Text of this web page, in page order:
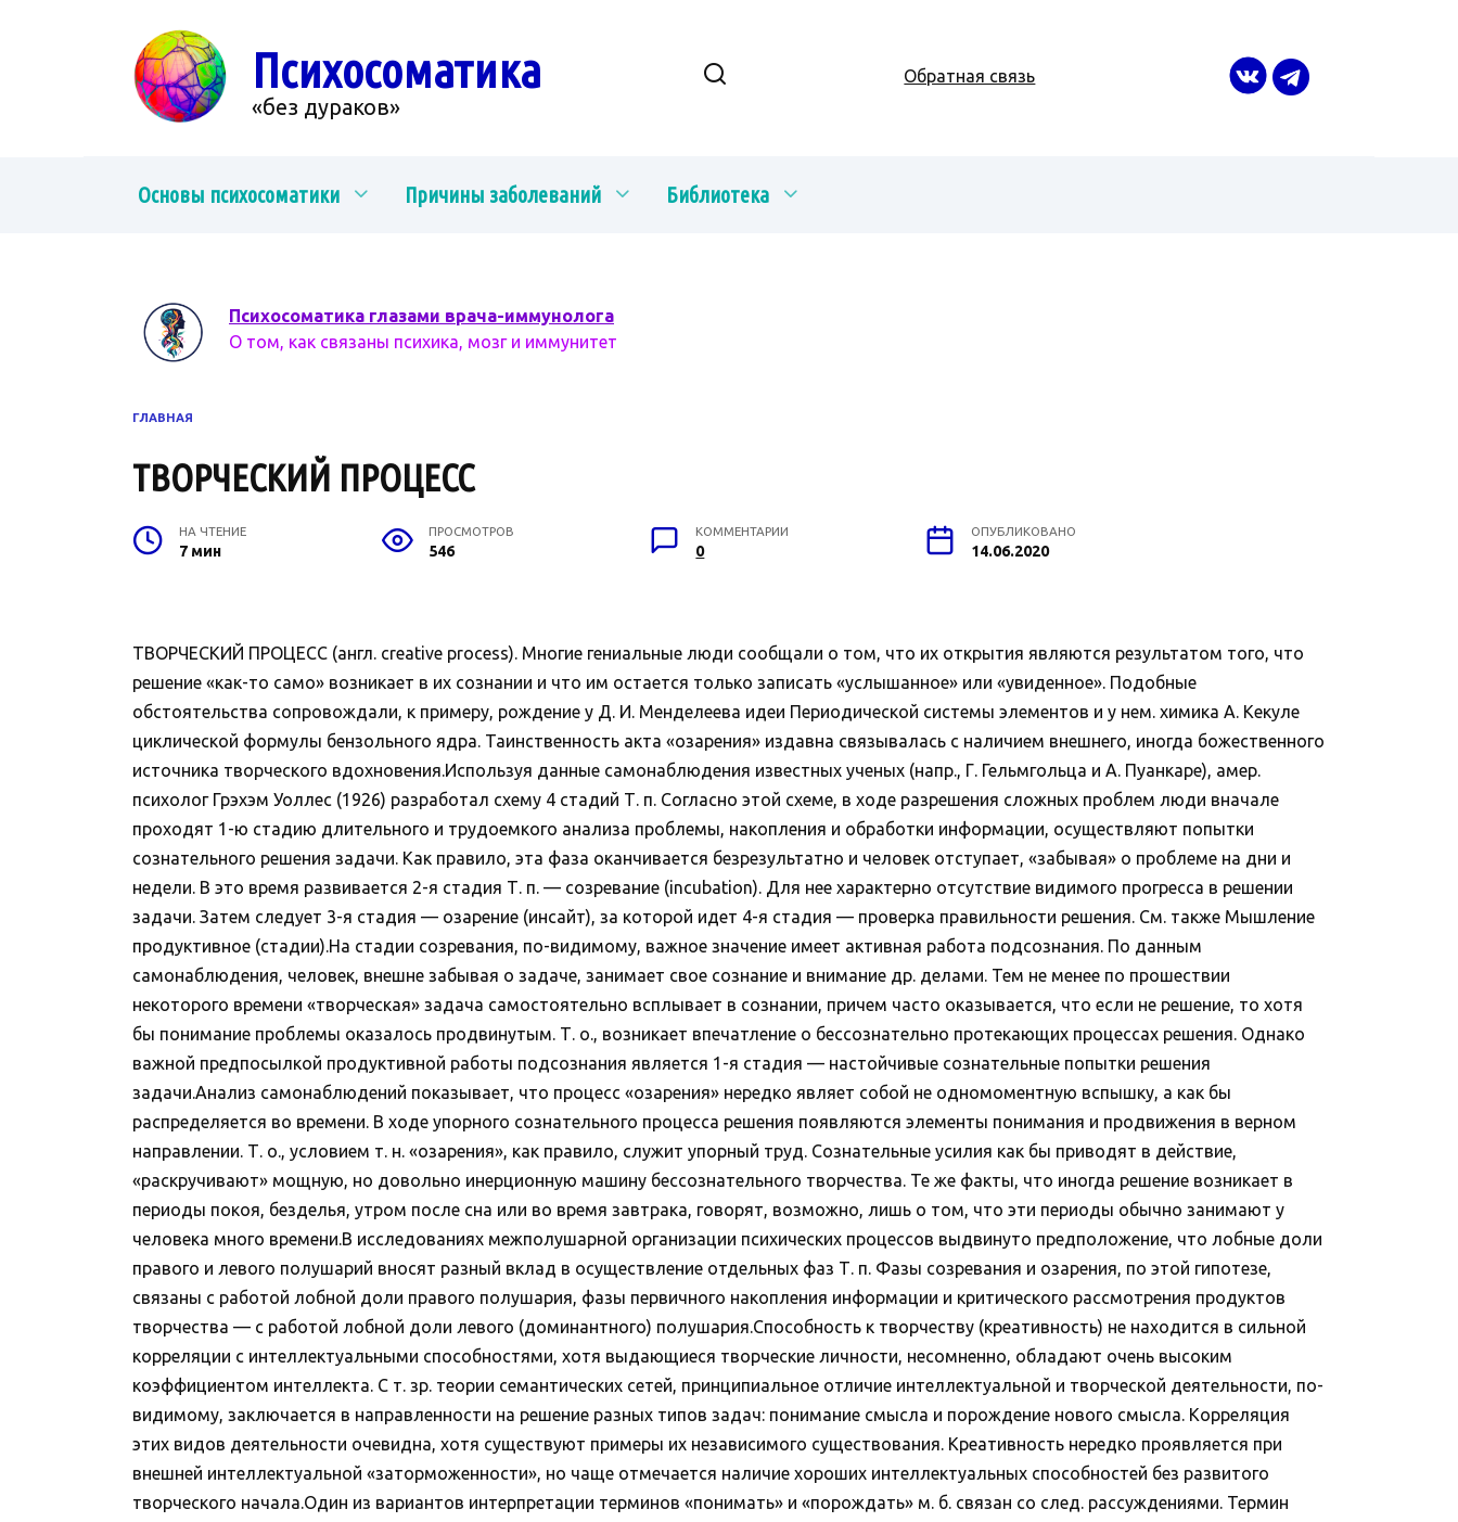
Психосоматика
«без дураков»
Обратная связь
Основы психосоматики Причины заболеваний Библиотека
Психосоматика глазами врача-иммунолога
О том, как связаны психика, мозг и иммунитет
ГЛАВНАЯ
ТВОРЧЕСКИЙ ПРОЦЕСС
НА ЧТЕНИЕ
7 мин
ПРОСМОТРОВ
546
КОММЕНТАРИИ
0
ОПУБЛИКОВАНО
14.06.2020
ТВОРЧЕСКИЙ ПРОЦЕСС (англ. creative process). Многие гениальные люди сообщали о том, что их открытия являются результатом того, что
решение «как-то само» возникает в их сознании и что им остается только записать «услышанное» или «увиденное». Подобные
обстоятельства сопровождали, к примеру, рождение у Д. И. Менделеева идеи Периодической системы элементов и у нем. химика А. Кекуле
циклической формулы бензольного ядра. Таинственность акта «озарения» издавна связывалась с наличием внешнего, иногда божественного
источника творческого вдохновения.Используя данные самонаблюдения известных ученых (напр., Г. Гельмгольца и А. Пуанкаре), амер.
психолог Грэхэм Уоллес (1926) разработал схему 4 стадий Т. п. Согласно этой схеме, в ходе разрешения сложных проблем люди вначале
проходят 1-ю стадию длительного и трудоемкого анализа проблемы, накопления и обработки информации, осуществляют попытки
сознательного решения задачи. Как правило, эта фаза оканчивается безрезультатно и человек отступает, «забывая» о проблеме на дни и
недели. В это время развивается 2-я стадия Т. п. — созревание (incubation). Для нее характерно отсутствие видимого прогресса в решении
задачи. Затем следует 3-я стадия — озарение (инсайт), за которой идет 4-я стадия — проверка правильности решения. См. также Мышление
продуктивное (стадии).На стадии созревания, по-видимому, важное значение имеет активная работа подсознания. По данным
самонаблюдения, человек, внешне забывая о задаче, занимает свое сознание и внимание др. делами. Тем не менее по прошествии
некоторого времени «творческая» задача самостоятельно всплывает в сознании, причем часто оказывается, что если не решение, то хотя
бы понимание проблемы оказалось продвинутым. Т. о., возникает впечатление о бессознательно протекающих процессах решения. Однако
важной предпосылкой продуктивной работы подсознания является 1-я стадия — настойчивые сознательные попытки решения
задачи.Анализ самонаблюдений показывает, что процесс «озарения» нередко являет собой не одномоментную вспышку, а как бы
распределяется во времени. В ходе упорного сознательного процесса решения появляются элементы понимания и продвижения в верном
направлении. Т. о., условием т. н. «озарения», как правило, служит упорный труд. Сознательные усилия как бы приводят в действие,
«раскручивают» мощную, но довольно инерционную машину бессознательного творчества. Те же факты, что иногда решение возникает в
периоды покоя, безделья, утром после сна или во время завтрака, говорят, возможно, лишь о том, что эти периоды обычно занимают у
человека много времени.В исследованиях межполушарной организации психических процессов выдвинуто предположение, что лобные доли
правого и левого полушарий вносят разный вклад в осуществление отдельных фаз Т. п. Фазы созревания и озарения, по этой гипотезе,
связаны с работой лобной доли правого полушария, фазы первичного накопления информации и критического рассмотрения продуктов
творчества — с работой лобной доли левого (доминантного) полушария.Способность к творчеству (креативность) не находится в сильной
корреляции с интеллектуальными способностями, хотя выдающиеся творческие личности, несомненно, обладают очень высоким
коэффициентом интеллекта. С т. зр. теории семантических сетей, принципиальное отличие интеллектуальной и творческой деятельности, по-
видимому, заключается в направленности на решение разных типов задач: понимание смысла и порождение нового смысла. Корреляция
этих видов деятельности очевидна, хотя существуют примеры их независимого существования. Креативность нередко проявляется при
внешней интеллектуальной «заторможенности», но чаще отмечается наличие хороших интеллектуальных способностей без развитого
творческого начала.Один из вариантов интерпретации терминов «понимать» и «порождать» м. б. связан со след. рассуждениями. Термин